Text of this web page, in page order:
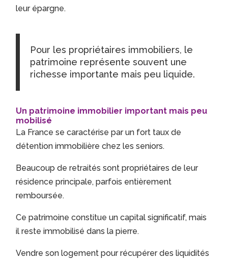
leur épargne.
Pour les propriétaires immobiliers, le
patrimoine représente souvent une
richesse importante mais peu liquide.
Un patrimoine immobilier important mais peu
mobilisé
La France se caractérise par un fort taux de
détention immobilière chez les seniors.
Beaucoup de retraités sont propriétaires de leur
résidence principale, parfois entièrement
remboursée.
Ce patrimoine constitue un capital significatif, mais
il reste immobilisé dans la pierre.
Vendre son logement pour récupérer des liquidités